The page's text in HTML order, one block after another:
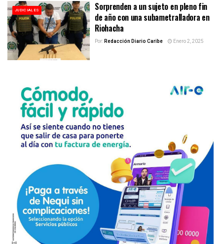
JUDICIALES
Sorprenden a un sujeto en pleno fin
de año con una subametralladora en
Riohacha
Por:Redacción Diario Caribe Enero 2, 2025